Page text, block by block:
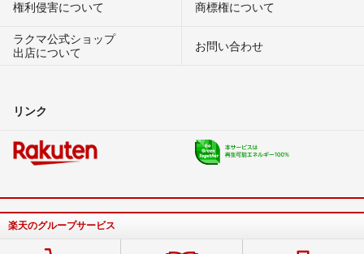
権利侵害について
商標権について
ラクマ公式ショップ
出店について
お問い合わせ
リンク
楽天のグループサービス